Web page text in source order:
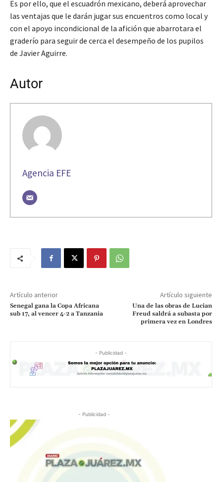
Es por ello, que el escuadrón mexicano, deberá aprovechar
las ventajas que le darán jugar sus encuentros como local y
con el apoyo incondicional de la afición que abarrotara el
graderío para seguir de cerca el desempeño de los pupilos
de Javier Aguirre.
Autor
Agencia EFE
Artículo anterior
Senegal gana la Copa Africana
sub 17, al vencer 4-2 a Tanzania
Artículo siguiente
Una de las obras de Lucian
Freud saldrá a subasta por
primera vez en Londres
- Publicidad -
- Publicidad -